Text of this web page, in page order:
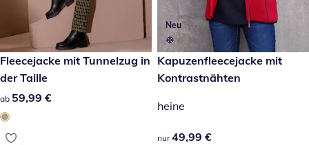
59,99 €
Fleecejacke mit Tunnelzug in
der Taille
59,99 €
ab 59,99 €
Neu
49,99 €
Kapuzenfleecejacke mit
Kontrastnähten
heine
49,99 €
nur 49,99 €